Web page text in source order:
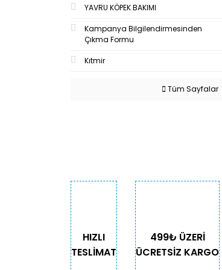
YAVRU KÖPEK BAKIMI
Kampanya Bilgilendirmesinden
Çıkma Formu
Kıtmir
Tüm Sayfalar
HIZLI
TESLİMAT
499₺ ÜZERİ
ÜCRETSİZ KARGO